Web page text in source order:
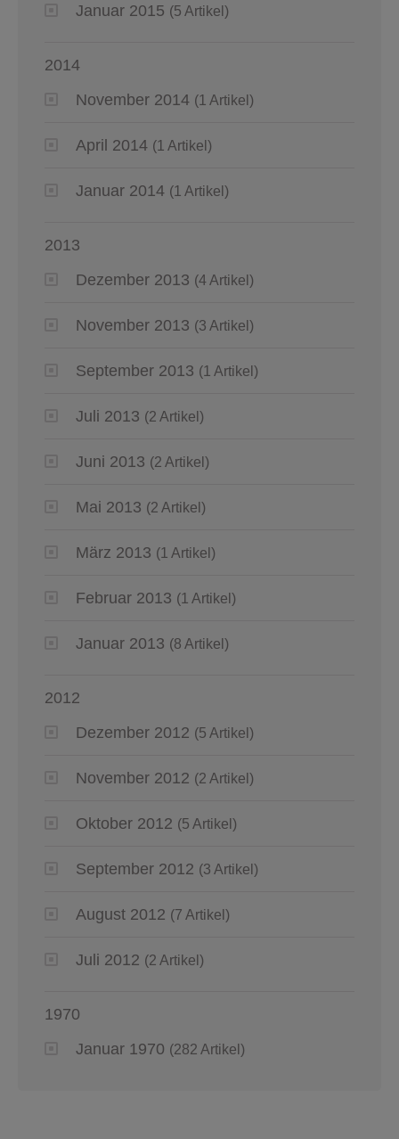
Januar 2015 (5 Artikel)
2014
November 2014 (1 Artikel)
April 2014 (1 Artikel)
Januar 2014 (1 Artikel)
2013
Dezember 2013 (4 Artikel)
November 2013 (3 Artikel)
September 2013 (1 Artikel)
Juli 2013 (2 Artikel)
Juni 2013 (2 Artikel)
Mai 2013 (2 Artikel)
März 2013 (1 Artikel)
Februar 2013 (1 Artikel)
Januar 2013 (8 Artikel)
2012
Dezember 2012 (5 Artikel)
November 2012 (2 Artikel)
Oktober 2012 (5 Artikel)
September 2012 (3 Artikel)
August 2012 (7 Artikel)
Juli 2012 (2 Artikel)
1970
Januar 1970 (282 Artikel)